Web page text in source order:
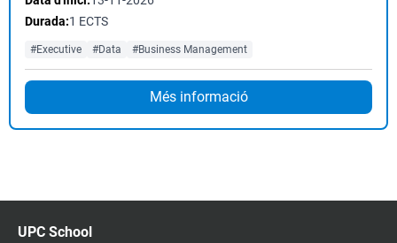
Durada:1 ECTS
#Executive #Data #Business Management
Més informació
UPC School